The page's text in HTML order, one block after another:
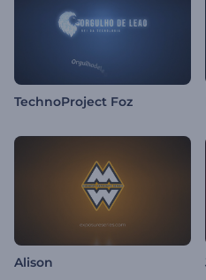
TechnoProject Foz
Alison